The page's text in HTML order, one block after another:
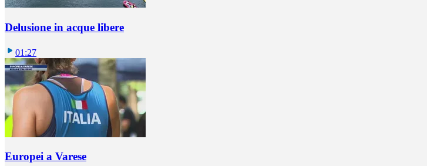
Delusione in acque libere
01:27
Europei a Varese